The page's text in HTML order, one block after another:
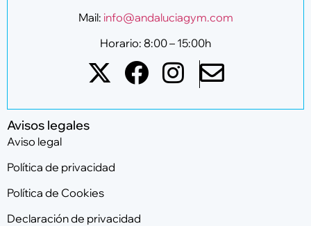
Mail: info@andaluciagym.com
Horario: 8:00 – 15:00h
Avisos legales
Aviso legal
Política de privacidad
Política de Cookies
Declaración de privacidad